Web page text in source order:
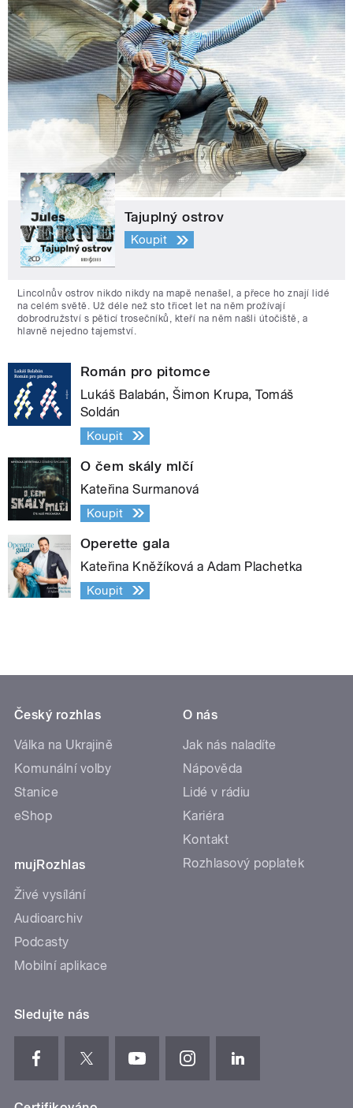
Tajuplný ostrov
Koupit
Lincolnův ostrov nikdo nikdy na mapě nenašel, a přece ho znají lidé
na celém světě. Už déle než sto třicet let na něm prožívají
dobrodružství s pěticí trosečníků, kteří na něm našli útočiště, a
hlavně nejedno tajemství.
Román pro pitomce
Lukáš Balabán, Šimon Krupa, Tomáš
Soldán
Koupit
O čem skály mlčí
Kateřina Surmanová
Koupit
Operette gala
Kateřina Kněžíková a Adam Plachetka
Koupit
Český rozhlas
Válka na Ukrajině
Komunální volby
Stanice
eShop
mujRozhlas
Živé vysílání
Audioarchiv
Podcasty
Mobilní aplikace
O nás
Jak nás naladíte
Nápověda
Lidé v rádiu
Kariéra
Kontakt
Rozhlasový poplatek
Sledujte nás